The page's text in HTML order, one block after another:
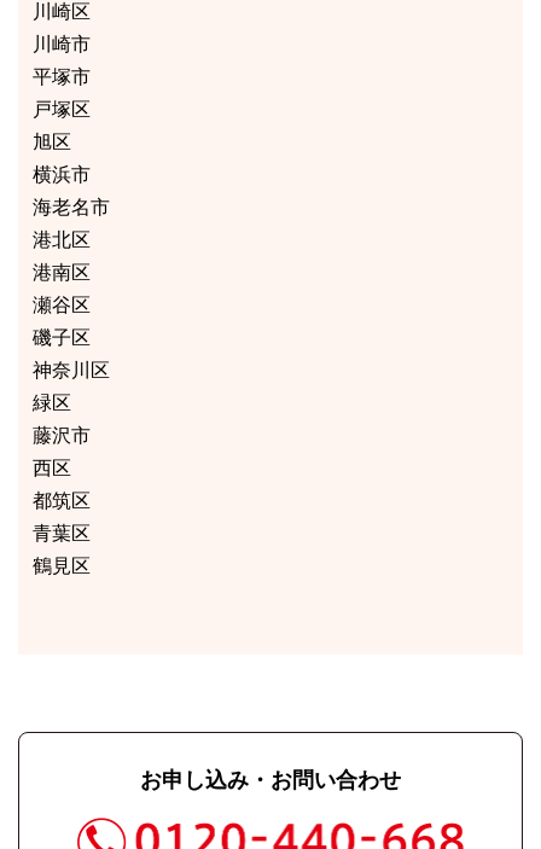
川崎区
川崎市
平塚市
戸塚区
旭区
横浜市
海老名市
港北区
港南区
瀬谷区
磯子区
神奈川区
緑区
藤沢市
西区
都筑区
青葉区
鶴見区
お申し込み・お問い合わせ